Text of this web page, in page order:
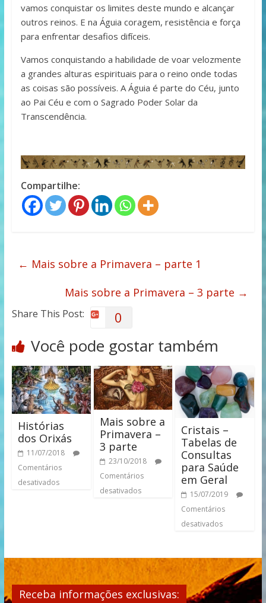
vamos conquistar os limites deste mundo e alcançar
outros reinos. E na Águia coragem, resistência e força
para enfrentar desafios difíceis.
Vamos conquistando a habilidade de voar velozmente
a grandes alturas espirituais para o reino onde todas
as coisas são possíveis. A Águia é parte do Céu, junto
ao Pai Céu e com o Sagrado Poder Solar da
Transcendência.
Compartilhe:
← Mais sobre a Primavera – parte 1
Mais sobre a Primavera – 3 parte →
Share This Post: 0
Você pode gostar também
Histórias
dos Orixás
11/07/2018
Comentários
desativados
Mais sobre a
Primavera –
3 parte
23/10/2018
Comentários
desativados
Cristais –
Tabelas de
Consultas
para Saúde
em Geral
15/07/2019
Comentários
desativados
Receba informações exclusivas: